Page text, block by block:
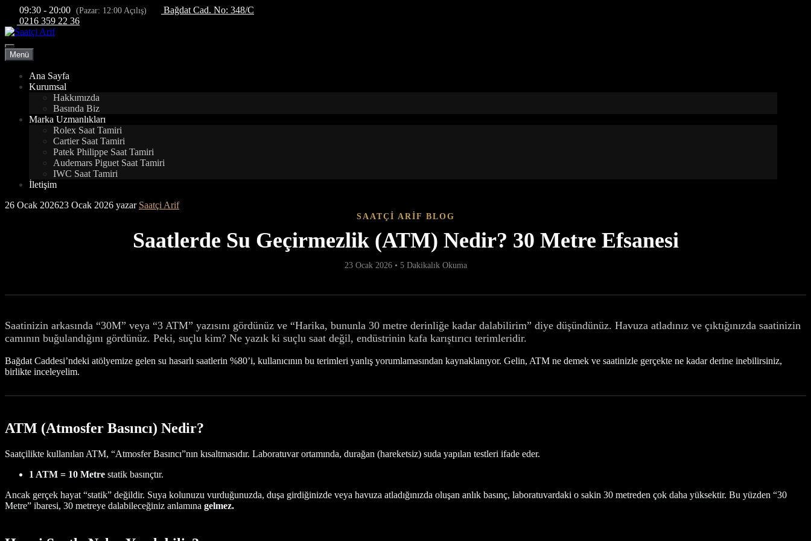
İçeriğe09:30 - 20:00 (Pazar: 12:00 Açılış)
Bağdat Cad. No: 348/C
0216 359 22 36
Menü
Menü
Ana Sayfa
Kurumsal
Hakkımızda
Basında Biz
Marka Uzmanlıkları
Rolex Saat Tamiri
Cartier Saat Tamiri
Patek Philippe Saat Tamiri
Audemars Piguet Saat Tamiri
IWC Saat Tamiri
İletişim
26 Ocak 202623 Ocak 2026 yazar Saatçi Arif
SAATÇİ ARİF BLOG
Saatlerde Su Geçirmezlik (ATM) Nedir? 30 Metre Efsanesi
23 Ocak 2026 • 5 Dakikalık Okuma
Saatinizin arkasında “30M” veya “3 ATM” yazısını gördünüz ve “Harika, bununla 30 metre derinliğe kadar dalabilirim” diye düşündünüz. Havuza atladınız ve çıktığınızda saatinizin
camının buğulandığını gördünüz. Peki, suçlu kim? Ne yazık ki suçlu saat değil, endüstrinin kafa karıştırıcı terimleridir.
Bağdat Caddesi’ndeki atölyemize gelen su hasarlı saatlerin %80’i, kullanıcının bu terimleri yanlış yorumlamasından kaynaklanıyor. Gelin, ATM ne demek ve saatinizle gerçekte ne kadar derine inebilirsiniz,
birlikte inceleyelim.
ATM (Atmosfer Basıncı) Nedir?
Saatçilikte kullanılan ATM, “Atmosfer Basıncı”nın kısaltmasıdır. Laboratuvar ortamında, durağan (hareketsiz) suda yapılan testleri ifade eder.
1 ATM = 10 Metre statik basınçtır.
Ancak gerçek hayat “statik” değildir. Suya kolunuzu vurduğunuzda, duşa girdiğinizde veya havuza atladığınızda oluşan anlık basınç, laboratuvardaki o sakin 30 metreden çok daha yüksektir. Bu yüzden “30
Metre” ibaresi, 30 metreye dalabileceğiniz anlamına gelmez.